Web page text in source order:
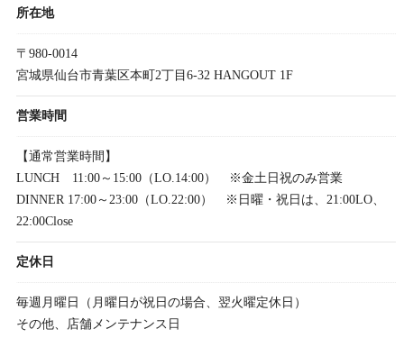
所在地
〒980-0014
宮城県仙台市青葉区本町2丁目6-32 HANGOUT 1F
営業時間
【通常営業時間】
LUNCH 11:00～15:00（LO.14:00） ※金土日祝のみ営業
DINNER 17:00～23:00（LO.22:00） ※日曜・祝日は、21:00LO、
22:00Close
定休日
毎週月曜日（月曜日が祝日の場合、翌火曜定休日）
その他、店舗メンテナンス日